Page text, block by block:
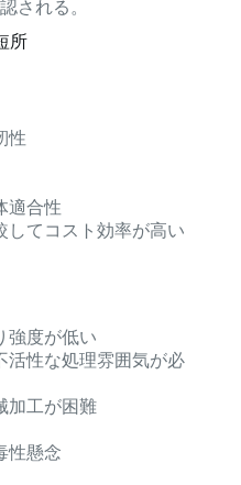
される。
所
性
適合性
してコスト効率が高い
強度が低い
活性な処理雰囲気が必
加工が困難
性懸念